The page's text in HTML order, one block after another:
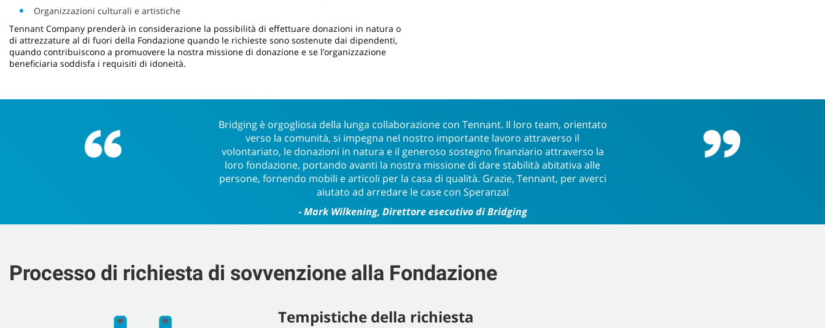
Organizzazioni culturali e artistiche
Tennant Company prenderà in considerazione la possibilità di effettuare donazioni in natura o
di attrezzature al di fuori della Fondazione quando le richieste sono sostenute dai dipendenti,
quando contribuiscono a promuovere la nostra missione di donazione e se l’organizzazione
beneficiaria soddisfa i requisiti di idoneità.
Bridging è orgogliosa della lunga collaborazione con Tennant. Il loro team, orientato
verso la comunità, si impegna nel nostro importante lavoro attraverso il
volontariato, le donazioni in natura e il generoso sostegno finanziario attraverso la
loro fondazione, portando avanti la nostra missione di dare stabilità abitativa alle
persone, fornendo mobili e articoli per la casa di qualità. Grazie, Tennant, per averci
aiutato ad arredare le case con Speranza!
- Mark Wilkening, Direttore esecutivo di Bridging
Processo di richiesta di sovvenzione alla Fondazione
Tempistiche della richiesta